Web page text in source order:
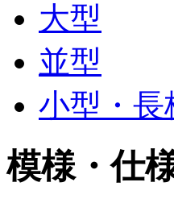
大型
並型
小型・長
模様・仕